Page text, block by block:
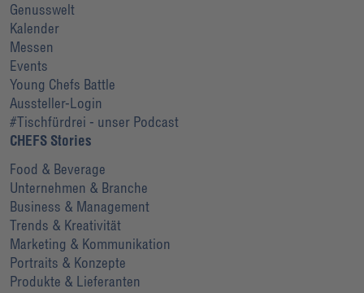
Genusswelt
Kalender
Messen
Events
Young Chefs Battle
Aussteller-Login
#Tischfürdrei - unser Podcast
CHEFS Stories
Food & Beverage
Unternehmen & Branche
Business & Management
Trends & Kreativität
Marketing & Kommunikation
Portraits & Konzepte
Produkte & Lieferanten